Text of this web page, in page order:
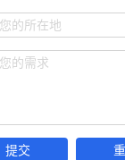
的所在地
的需求